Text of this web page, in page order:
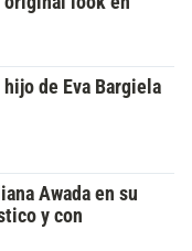
de Eva Bargiela
Awada en su
y con